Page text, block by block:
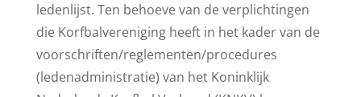
ledenlijst. Ten behoeve van de verplichtingen
die Korfbalvereniging heeft in het kader van de
voorschriften/reglementen/procedures
(ledenadministratie) van het Koninklijk